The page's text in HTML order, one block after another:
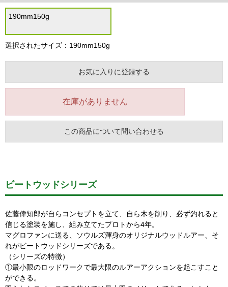
190mm150g
選択されたサイズ：190mm150g
お気に入りに登録する
在庫がありません
この商品について問い合わせる
ビートウッドシリーズ
佐藤偉知郎が自らコンセプトを立て、自ら木を削り、必ず釣れると
信じる塗装を施し、組み立てたプロトから4年。
マグロファンに送る、ソウルズ渾身のオリジナルウッドルアー、そ
れがビートウッドシリーズである。
（シリーズの特徴）
①最小限のロッドワークで最大限のルアーアクションを起こすこと
ができる。